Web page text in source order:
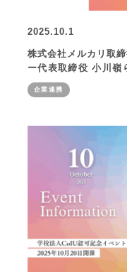
2025.10.1
株式会社メルカリ取
ー代表取締役 小川嶺
支援する「Co-
模で起業・新規事業
企業連携